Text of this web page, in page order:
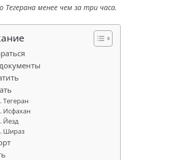
Тегерана менее чем за три часа.
Тегеран
Исфахан
Йезд
Шираз